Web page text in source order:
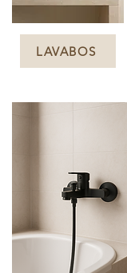
LAVABOS